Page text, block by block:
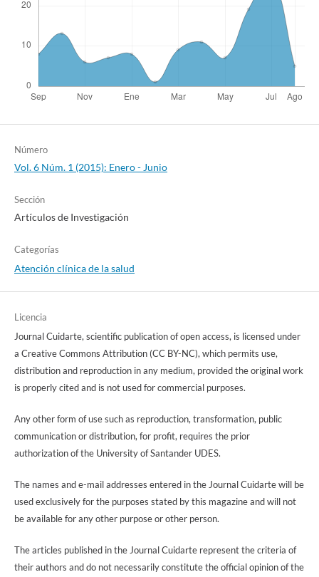
Número
Vol. 6 Núm. 1 (2015): Enero - Junio
Sección
Artículos de Investigación
Categorías
Atención clínica de la salud
Licencia
Journal Cuidarte, scientific publication of open access, is licensed under
a Creative Commons Attribution (CC BY-NC), which permits use,
distribution and reproduction in any medium, provided the original work
is properly cited and is not used for commercial purposes.
Any other form of use such as reproduction, transformation, public
communication or distribution, for profit, requires the prior
authorization of the University of Santander UDES.
The names and e-mail addresses entered in the Journal Cuidarte will be
used exclusively for the purposes stated by this magazine and will not
be available for any other purpose or other person.
The articles published in the Journal Cuidarte represent the criteria of
their authors and do not necessarily constitute the official opinion of the